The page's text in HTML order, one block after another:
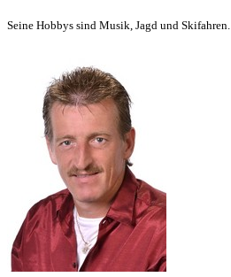
Seine Hobbys sind Musik, Jagd und Skifahren.